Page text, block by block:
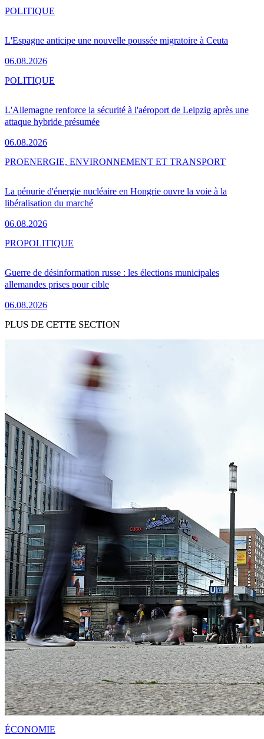
L'Espagne anticipe une nouvelle poussée migratoire à Ceuta
06.08.2026
POLITIQUE
L'Allemagne renforce la sécurité à l'aéroport de Leipzig après une
attaque hybride présumée
06.08.2026
POLITIQUE
La pénurie d'énergie nucléaire en Hongrie ouvre la voie à la
libéralisation du marché
06.08.2026
PROENERGIE, ENVIRONNEMENT ET TRANSPORT
Guerre de désinformation russe : les élections municipales
allemandes prises pour cible
06.08.2026
PROPOLITIQUE
PLUS DE CETTE SECTION
ÉCONOMIE